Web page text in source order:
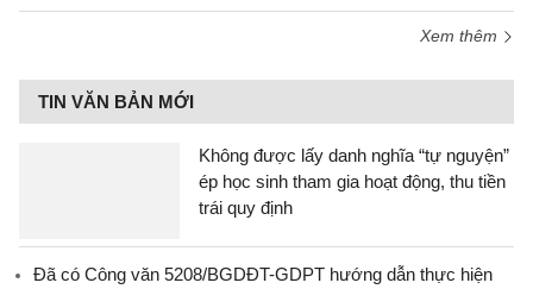
Xem thêm
TIN VĂN BẢN MỚI
Không được lấy danh nghĩa “tự nguyện”
ép học sinh tham gia hoạt động, thu tiền
trái quy định
Đã có Công văn 5208/BGDĐT-GDPT hướng dẫn thực hiện